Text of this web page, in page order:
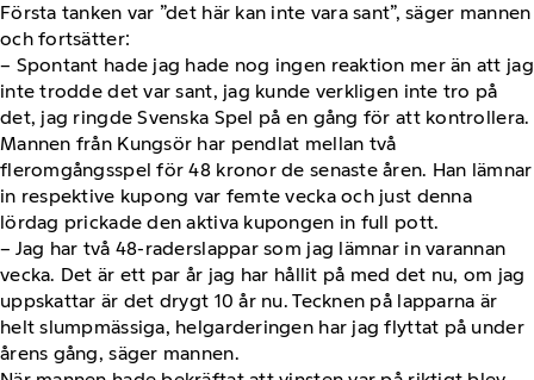
Första tanken var ”det här kan inte vara sant”, säger mannen
och fortsätter:
– Spontant hade jag hade nog ingen reaktion mer än att jag
inte trodde det var sant, jag kunde verkligen inte tro på
det, jag ringde Svenska Spel på en gång för att kontrollera.
Mannen från Kungsör har pendlat mellan två
fleromgångsspel för 48 kronor de senaste åren. Han lämnar
in respektive kupong var femte vecka och just denna
lördag prickade den aktiva kupongen in full pott.
– Jag har två 48-raderslappar som jag lämnar in varannan
vecka. Det är ett par år jag har hållit på med det nu, om jag
uppskattar är det drygt 10 år nu. Tecknen på lapparna är
helt slumpmässiga, helgarderingen har jag flyttat på under
årens gång, säger mannen.